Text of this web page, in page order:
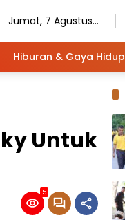
Jumat, 7 Agustus
Hiburan & Gaya Hidup
Untuk
5